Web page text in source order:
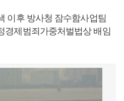
이후 방사청 잠수함사업팀
경제범죄가중처벌법상 배임